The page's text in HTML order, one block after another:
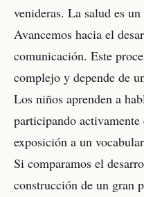
venideras. La salud es un
Avancemos hacia el
comunicación. Este
complejo y depende de
Los niños aprenden a
participando activamente
exposición a un
Si comparamos el
construcción de un gran